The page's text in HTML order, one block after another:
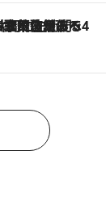
・市川中車ら豪華座組みで4年目の立川立飛歌舞伎へ